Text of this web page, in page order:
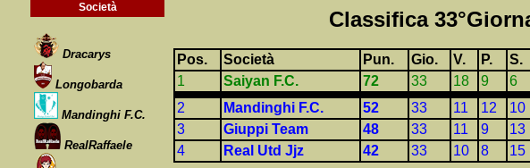
Società
Dracarys
Longobarda
Mandinghi F.C.
RealRaffaele
Classifica
Pos. Società Pun. Gio. V. P. S.
1
Saiyan F.C. 72 33 18 9 6
2
Mandinghi F.C. 52 33 11 12 10
3
Giuppi Team 48 33 11 9 13
4
Real Utd Jjz 42 33 10 8 15